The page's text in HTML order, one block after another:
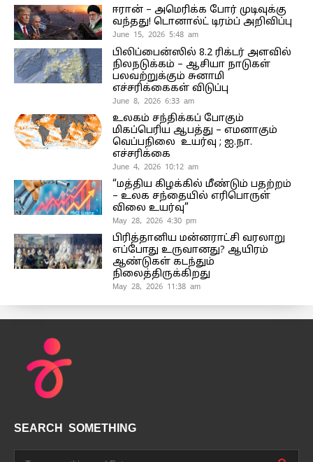
ஈரான் – அமெரிக்க போர் முடிவுக்கு
வந்தது! டொனால்ட் டிரம்ப் அறிவிப்பு
June 15, 2026 5:48 am
பிலிப்பைன்ஸில் 8.2 ரிக்டர் அளவில்
நிலநடுக்கம் – ஆசியா நாடுகள்
பலவற்றுக்கும் சுனாமி
எச்சரிக்கைகள் விடுப்பு
June 8, 2026 6:33 am
உலகம் சந்திக்கப் போகும்
மிகப்பெரிய ஆபத்து – எமனாகும்
வெப்பநிலை உயர்வு ; ஐ.நா.
எச்சரிக்கை
June 4, 2026 10:12 am
“மத்திய கிழக்கில் மீண்டும் பதற்றம்
– உலக சந்தையில் எரிபொருள்
விலை உயர்வு”
May 28, 2026 4:30 pm
பிரித்தானிய மன்னராட்சி வரலாறு
எப்போது உருவானது? ஆயிரம்
ஆண்டுகள் கடந்தும்
நிலைத்திருக்கிறது
May 28, 2026 11:38 am
SEARCH SOMETHING